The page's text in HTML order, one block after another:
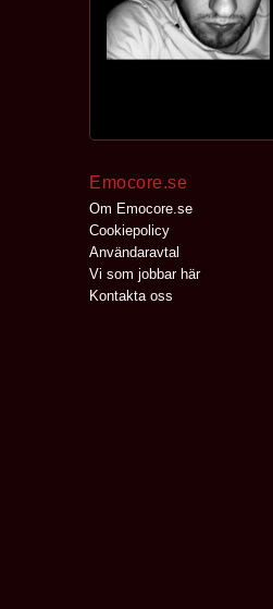
Emocore.se
Om Emocore.se
Cookiepolicy
Användaravtal
Vi som jobbar här
Kontakta oss